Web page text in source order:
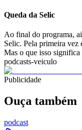
Queda da Selic
Ao final do programa,
Selic. Pela primeira vez
Mas o que isso
podcasts-veiculo
Publicidade
Ouça também
podcast